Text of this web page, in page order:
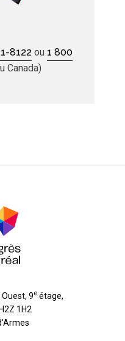
8122 ou 1 800
Canada)
9e étage,
H2Z 1H2